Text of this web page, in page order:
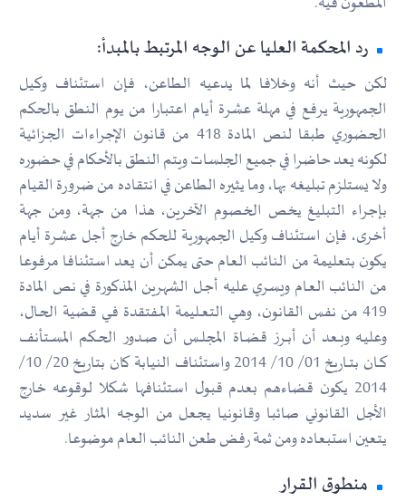
رد المحكمة العليا عن الوجه المرتبط بالمبدأ:
لكن حيث أنه وخلافا لما يدعيه الطاعن، فإن استئناف وكيل
الجمهورية يرفع في مهلة عشرة أيام اعتبارا من يوم النطق بالحكم
الحضوري طبقا لنص المادة 418 من قانون الإجراءات الجزائية
لكونه يعد حاضرا في جميع الجلسات ويتم النطق بالأحكام في حضوره
ولا يستلزم تبليغه بها، وما يثيره الطاعن في انتقاده من ضرورة القيام
بإجراء التبليغ يخص الخصوم الآخرين، هذا من جهة، ومن جهة
أخرى، فإن استئناف وكيل الجمهورية للحكم خارج أجل عشرة أيام
يكون بتعليمة من النائب العام حتى يمكن أن يعد استئنافا مرفوعا
من النائب العـام ويسري عليه أجـل الشهرين المذكورة في نص المادة
419 من نفس القانون، وهــي التعــليمة المــفتقدة فــي قضية الحـال،
وعليـه وبــعد أن أبــرز قضــاة المجلــس أن صــدور الحــكم المســتأنف
كــان بتــاريخ 01/ 10/ 2014 واستئناف النيابة كان بتاريخ 20/ 10/
2014 يكون قضاءهم بعدم قبول استئنافها شكلا لوقوعه خارج
الأجل القانوني صائبا وقانونيا يجعل من الوجه المثار غير سديد
يتعين استبعاده ومن ثمة رفض طعن النائب العام موضوعا.
منطوق القرار